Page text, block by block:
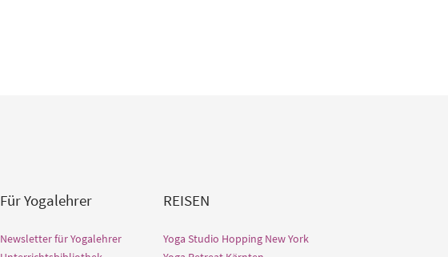
Für Yogalehrer
Newsletter für Yogalehrer
REISEN
Yoga Studio Hopping New York